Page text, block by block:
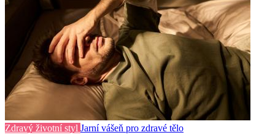
Zdravý životní styl Jarní vášeň pro zdravé tělo